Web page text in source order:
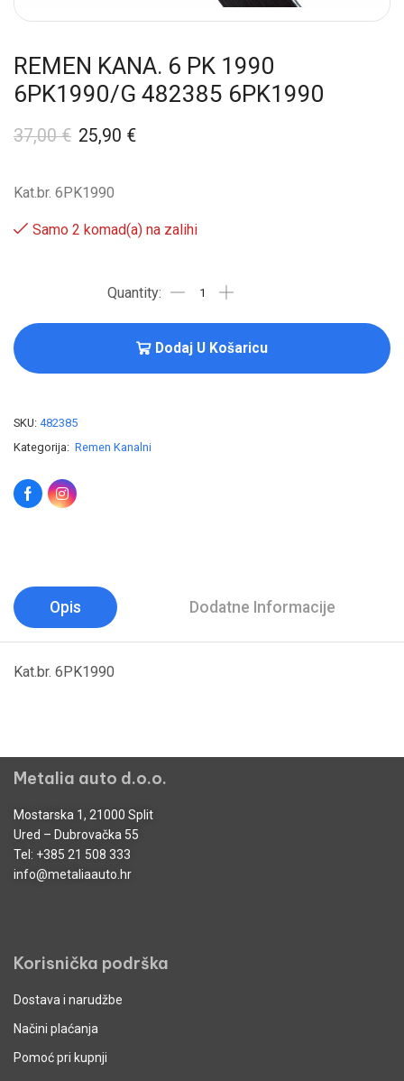
REMEN KANA. 6 PK 1990
6PK1990/G 482385 6PK1990
37,00€ 25,90 €
Kat.br. 6PK1990
Samo 2 komad(a) na zalihi
Dodaj U Košaricu
SKU: 482385
Kategorija: Remen Kanalni
Opis Dodatne Informacije
Kat.br. 6PK1990
Metalia auto d.o.o.
Mostarska 1, 21000 Split
Ured – Dubrovačka 55
Tel: +385 21 508 333
info@metaliaauto.hr
Korisnička podrška
Dostava i narudžbe
Načini plaćanja
Pomoć pri kupnji